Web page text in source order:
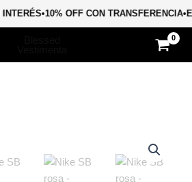
INTERÉS•10% OFF CON TRANSFERENCIA•
actual